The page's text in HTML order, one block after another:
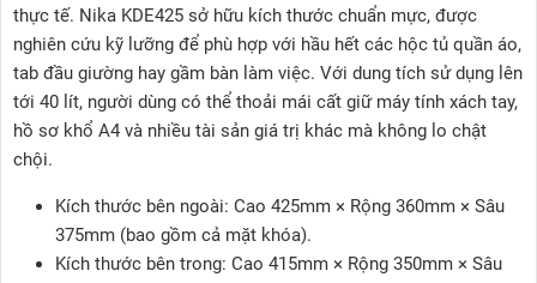
thực tế. Nika KDE425 sở hữu kích thước chuẩn mực, được
nghiên cứu kỹ lưỡng để phù hợp với hầu hết các hộc tủ quần áo,
tab đầu giường hay gầm bàn làm việc. Với dung tích sử dụng lên
tới 40 lít, người dùng có thể thoải mái cất giữ máy tính xách tay,
hồ sơ khổ A4 và nhiều tài sản giá trị khác mà không lo chật
chội.
Kích thước bên ngoài: Cao 425mm × Rộng 360mm × Sâu
375mm (bao gồm cả mặt khóa).
Kích thước bên trong: Cao 415mm × Rộng 350mm × Sâu